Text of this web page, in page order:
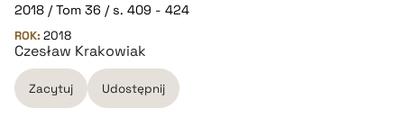
pobierz cytat
BIBTEX
2018 / Tom 36 / s. 409 - 424
ROK: 2018
Czesław Krakowiak
Zacytuj Udostępnij